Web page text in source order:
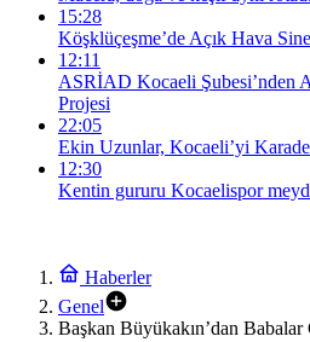
15:28
Köşklüçeşme’de Açık Hava
12:11
ASRİAD Kocaeli Şubesi’nden
Projesi
22:05
Ekin Uzunlar, Kocaeli’yi
12:30
Kentin gururu Kocaelispor
Haberler
Genel
Başkan Büyükakın’dan Babalar